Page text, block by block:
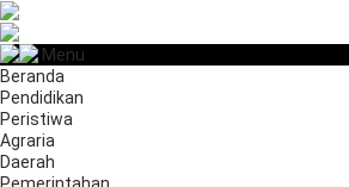
Menu
Beranda
Pendidikan
Peristiwa
Agraria
Daerah